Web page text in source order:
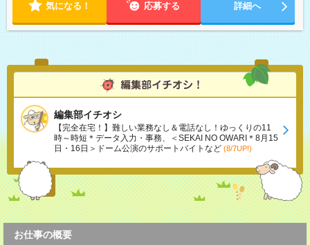
気になる！ 応募する 詳細へ
編集部イチオシ
【完全在宅！】難しい業務なし＆電話なし！ゆっくりの11
時～時短＊データ入力・事務、＜SEKAI NO OWARI＊8月15
日・16日＞ドーム公演のサポートバイトなど (8/7UP!)
お仕事の概要